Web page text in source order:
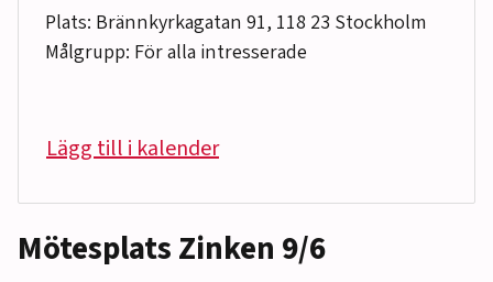
Mötesplats Zinken 9/6
Plats: Brännkyrkagatan 91, 118 23 Stockholm
Målgrupp: För alla intresserade
Lägg till i kalender